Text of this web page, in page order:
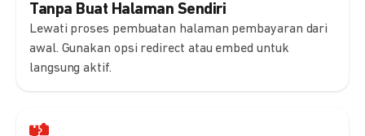
Tanpa Buat Halaman Sendiri
Lewati proses pembuatan halaman pembayaran dari
awal. Gunakan opsi redirect atau embed untuk
langsung aktif.